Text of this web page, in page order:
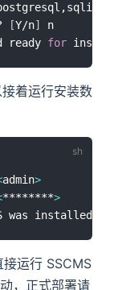
[Y/n]
n
ready for
着运行安装数
admin>
********>
was installed
运行 SSCMS
，正式部署请